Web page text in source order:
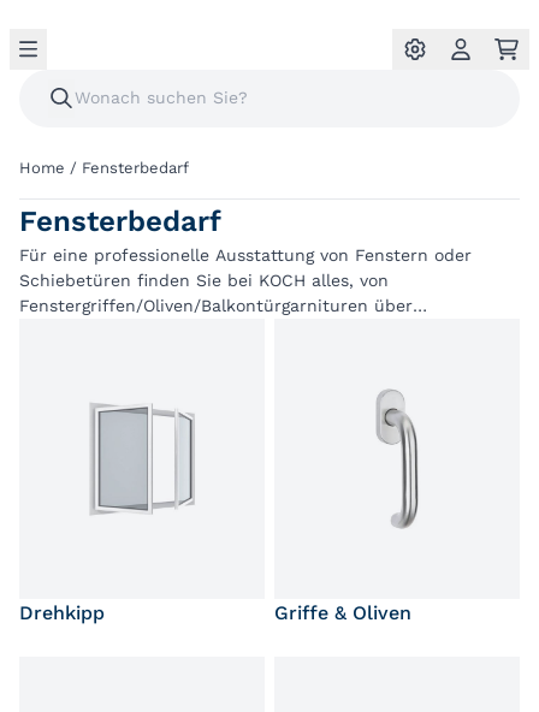
Home / Fensterbedarf
Fensterbedarf
Für eine professionelle Ausstattung von Fenstern oder
Schiebetüren finden Sie bei KOCH alles, von
Fenstergriffen/Oliven/Balkontürgarnituren über
Drehkipp Griffe & Oliven